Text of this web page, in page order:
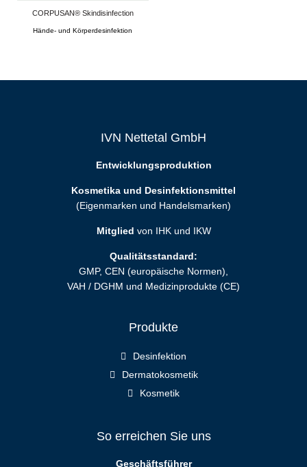
CORPUSAN® Skindisinfection
Hände- und Körperdesinfektion
IVN Nettetal GmbH
Entwicklungsproduktion
Kosmetika und Desinfektionsmittel
(Eigenmarken und Handelsmarken)
Mitglied von IHK und IKW
Qualitätsstandard:
GMP, CEN (europäische Normen),
VAH / DGHM und Medizinprodukte (CE)
Produkte
Desinfektion
Dermatokosmetik
Kosmetik
So erreichen Sie uns
Geschäftsführer